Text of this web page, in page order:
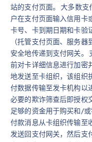
站的支付页面。 大多数
户在支付页面输入信用卡
卡号、卡到期日期和卡验
（托管支付页面、服务
安全地传递到支付网关。
前对卡详细信息进行加密
地发送至卡组织，该组织
付数据传输至发卡机构以
必要的欺诈筛查后即授权
足够的资金用于购买和/
付款消息从卡组织传输至
发送回支付网关，然后支